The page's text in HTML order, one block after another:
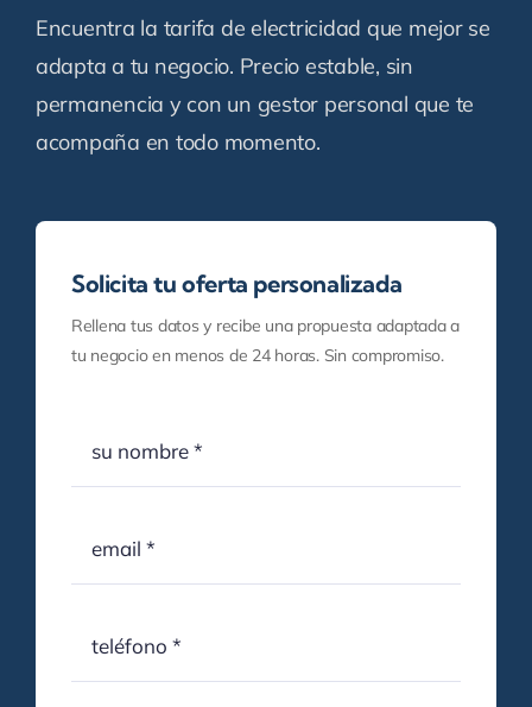
Encuentra la tarifa de electricidad que mejor se
adapta a tu negocio. Precio estable, sin
permanencia y con un gestor personal que te
acompaña en todo momento.
Solicita tu oferta personalizada
Rellena tus datos y recibe una propuesta adaptada a
tu negocio en menos de 24 horas. Sin compromiso.